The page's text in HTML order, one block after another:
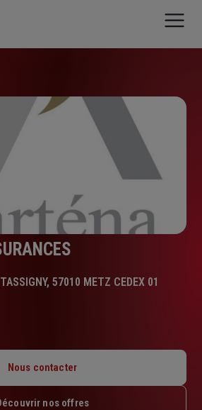
57010 METZ CEDEX 01
14h – 18h
14h – 18h
Nous contacter
nos offres